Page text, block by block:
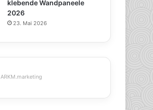
klebende Wandpaneele
2026
23. Mai 2026
ARKM.marketing